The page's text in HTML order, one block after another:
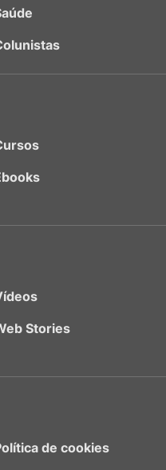
Stories
de cookies